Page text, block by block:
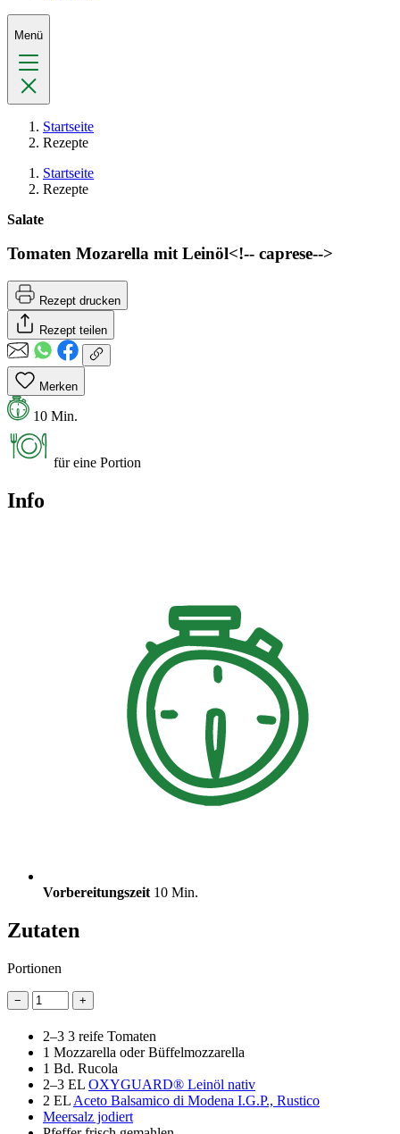
Menü
Startseite
Rezepte
Startseite
Rezepte
Salate
Tomaten Mozarella mit Leinöl<!-- caprese-->
Rezept drucken
Rezept teilen
Merken
10 Min.
für eine Portion
Info
Vorbereitungszeit 10 Min.
Zutaten
Portionen
− +
2–3 3 reife Tomaten
1 Mozzarella oder Büffelmozzarella
1 Bd. Rucola
2–3 EL OXYGUARD® Leinöl nativ
2 EL Aceto Balsamico di Modena I.G.P., Rustico
Meersalz jodiert